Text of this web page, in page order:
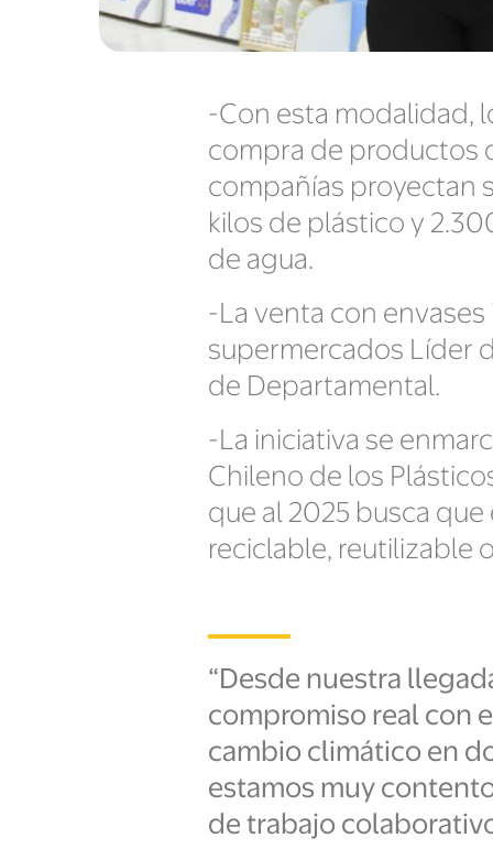
-Con esta modalidad,
compra de productos
compañías proyectan
kilos de plástico y
de agua.
-La venta con
supermercados Líder
de Departamental.
-La iniciativa se
Chileno de los
que al 2025 busca
reciclable, reutilizable
“Desde nuestra
compromiso real con
cambio climático en
estamos muy
de trabajo